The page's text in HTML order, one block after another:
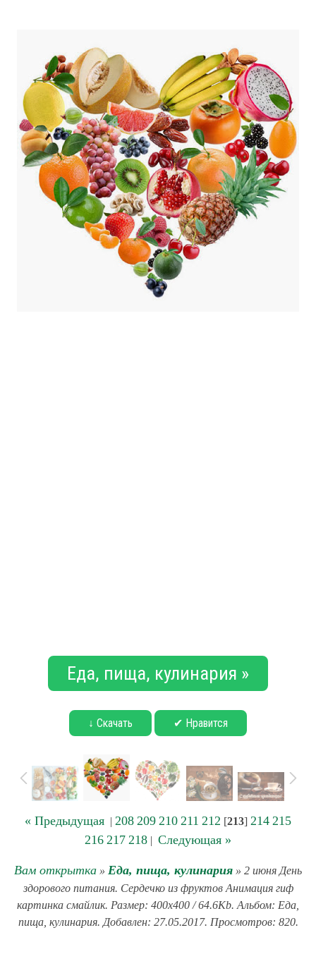
Еда, пища, кулинария »
↓ Скачать ✔ Нравится
« Предыдущая | 208 209 210 211 212 [213] 214 215
216 217 218 | Следующая »
Вам открытка » Еда, пища, кулинария » 2 июня День
здорового питания. Сердечко из фруктов Анимация гиф
картинка смайлик. Размер: 400x400 / 64.6Kb. Альбом: Еда,
пища, кулинария. Добавлен: 27.05.2017. Просмотров: 820.